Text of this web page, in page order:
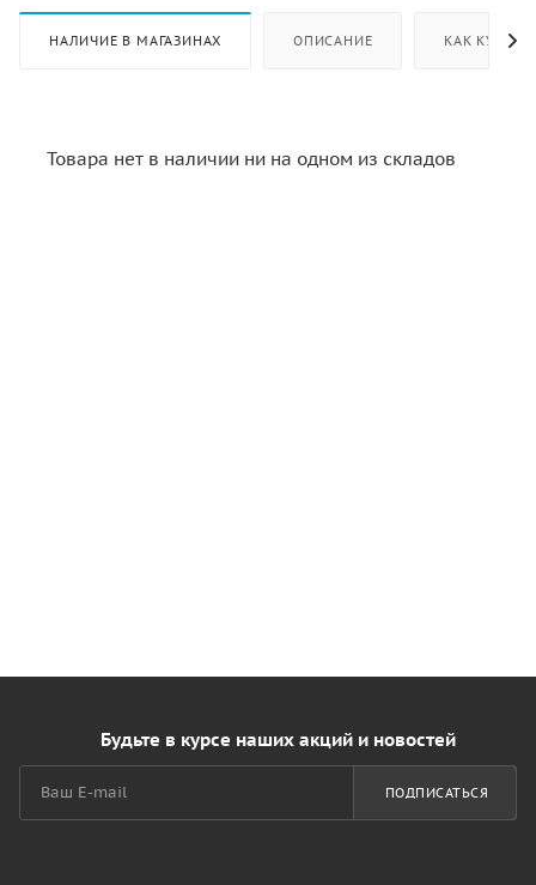
НАЛИЧИЕ В МАГАЗИНАХ ОПИСАНИЕ КАК КУПИТЬ
Товара нет в наличии ни на одном из складов
Будьте в курсе наших акций и новостей
ПОДПИСАТЬСЯ